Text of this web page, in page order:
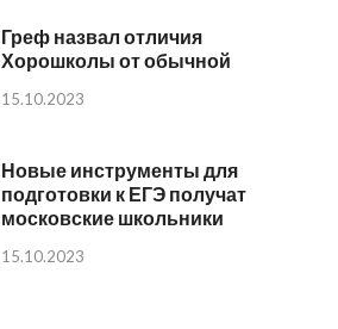
Греф назвал отличия
Хорошколы от обычной
15.10.2023
Новые инструменты для
подготовки к ЕГЭ получат
московские школьники
15.10.2023